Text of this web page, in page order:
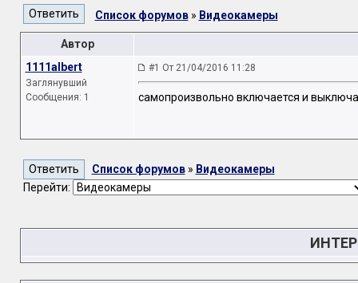
Список форумов» Видеокамеры
Автор
1111albert
Заглянувший
Сообщения: 1
#1 От 21/04/2016 11:28
самопроизвольно включается и
Список форумов» Видеокамеры
Перейти: